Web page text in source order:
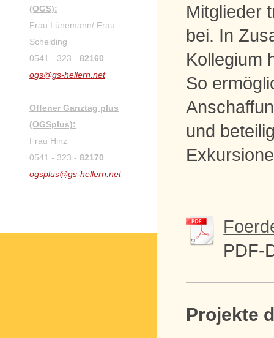
Mitglieder
bei. In
Kollegium
So
und
PDF-
Projekte
(OGS):
Frau Lünemann/ Frau
Scheiding
0541 - 323 - 82160
ogs@gs-hellern.net
Offener Ganztag plus
(OGSplus):
Frau Hinz
0541 - 323 - 82170
ogsplus@gs-hellern.net